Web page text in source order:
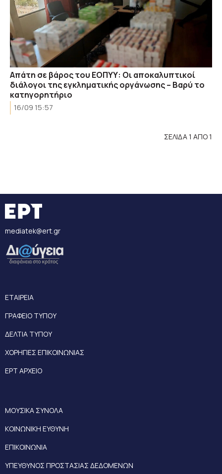
Απάτη σε βάρος του ΕΟΠΥΥ: Οι αποκαλυπτικοί
διάλογοι της εγκληματικής οργάνωσης – Βαρύ το
κατηγορητήριο
16/09 15:57
ΣΕΛΙΔΑ 1 ΑΠΟ 1
mediatek@ert.gr
ΕΤΑΙΡΕΙΑ
ΓΡΑΦΕΙΟ ΤΥΠΟΥ
ΔΕΛΤΙΑ ΤΥΠΟΥ
ΧΟΡΗΓΙΕΣ ΕΠΙΚΟΙΝΩΝΙΑΣ
ΕΡΤ ΑΡΧΕΙΟ
ΜΟΥΣΙΚΑ ΣΥΝΟΛΑ
ΚΟΙΝΩΝΙΚΗ ΕΥΘΥΝΗ
ΕΠΙΚΟΙΝΩΝΙΑ
ΥΠΕΥΘΥΝΟΣ ΠΡΟΣΤΑΣΙΑΣ ΔΕΔΟΜΕΝΩΝ